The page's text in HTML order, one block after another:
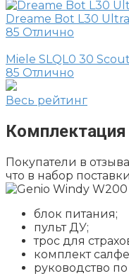
Dreame Bot L30 Ultra
85 Отлично
Miele SLQL0 30
85 Отлично
Весь рейтинг
Комплектация
Покупатели в
что в набор
блок питания;
пульт ДУ;
трос для
комплект
руководство